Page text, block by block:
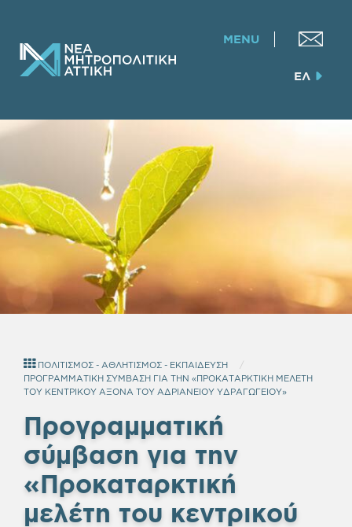
MENU
ΕΛ
ΠΟΛΙΤΙΣΜΟΣ - ΑΘΛΗΤΙΣΜΟΣ - ΕΚΠΑΙΔΕΥΣΗ
ΠΡΟΓΡΑΜΜΑΤΙΚΗ ΣΥΜΒΑΣΗ ΓΙΑ ΤΗΝ «ΠΡΟΚΑΤΑΡΚΤΙΚΗ ΜΕΛΕΤΗ
ΤΟΥ ΚΕΝΤΡΙΚΟΥ ΑΞΟΝΑ ΤΟΥ ΑΔΡΙΑΝΕΙΟΥ ΥΔΡΑΓΩΓΕΙΟΥ»
Προγραμματική
σύμβαση για την
«Προκαταρκτική
μελέτη του κεντρικού